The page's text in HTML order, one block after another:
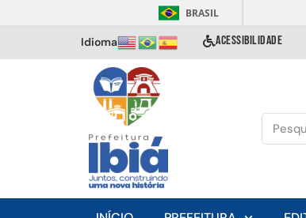
BRASIL
Idioma ACESSIBILIDADE